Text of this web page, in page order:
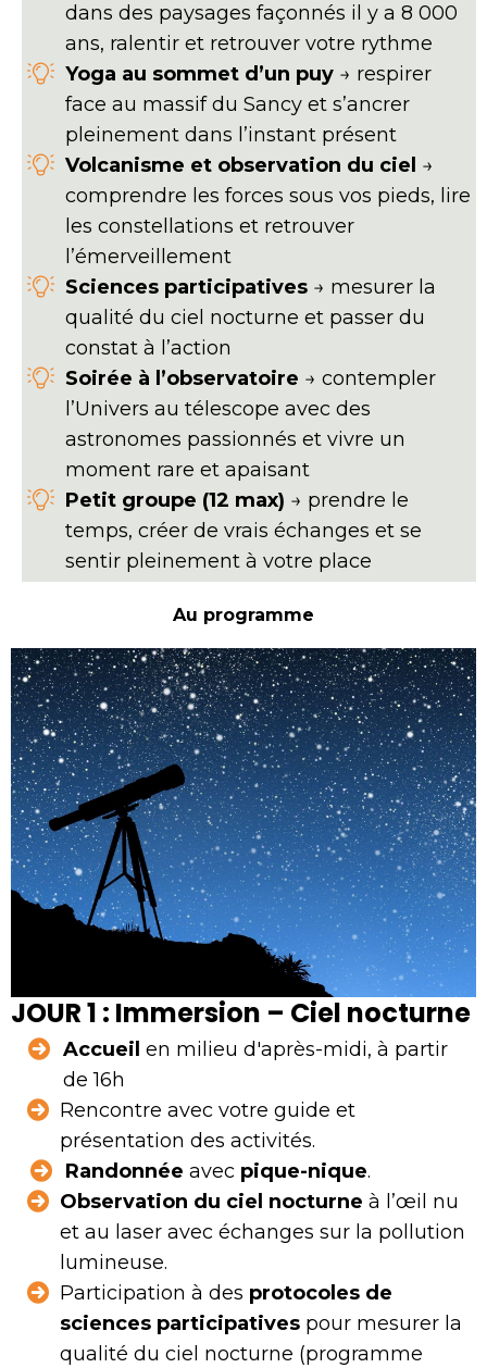
dans des paysages façonnés il y a 8 000
ans, ralentir et retrouver votre rythme
Yoga au sommet d’un puy → respirer
face au massif du Sancy et s’ancrer
pleinement dans l’instant présent
Volcanisme et observation du ciel →
comprendre les forces sous vos pieds, lire
les constellations et retrouver
l’émerveillement
Sciences participatives → mesurer la
qualité du ciel nocturne et passer du
constat à l’action
Soirée à l’observatoire → contempler
l’Univers au télescope avec des
astronomes passionnés et vivre un
moment rare et apaisant
Petit groupe (12 max) → prendre le
temps, créer de vrais échanges et se
sentir pleinement à votre place
Au programme
JOUR 1 : Immersion – Ciel nocturne
Accueil en milieu d'après-midi, à partir
de 16h
Rencontre avec votre guide et
présentation des activités.
Randonnée avec pique-nique.
Observation du ciel nocturne à l’œil nu
et au laser avec échanges sur la pollution
lumineuse.
Participation à des protocoles de
sciences participatives pour mesurer la
qualité du ciel nocturne (programme